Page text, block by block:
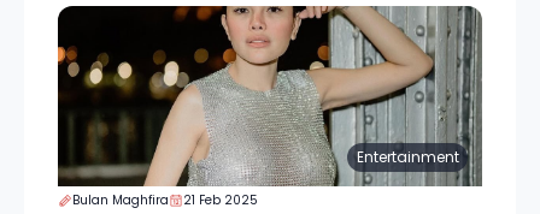
Entertainment
Bulan Maghfira 21 Feb 2025